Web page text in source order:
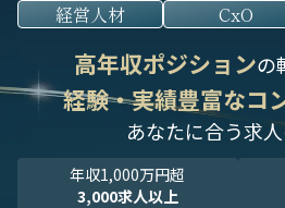
経営人材 CxO
高年収ポジションの
経験・実績豊富なコ
あなたに合う求
年収1,000万円超
3,000求人以上